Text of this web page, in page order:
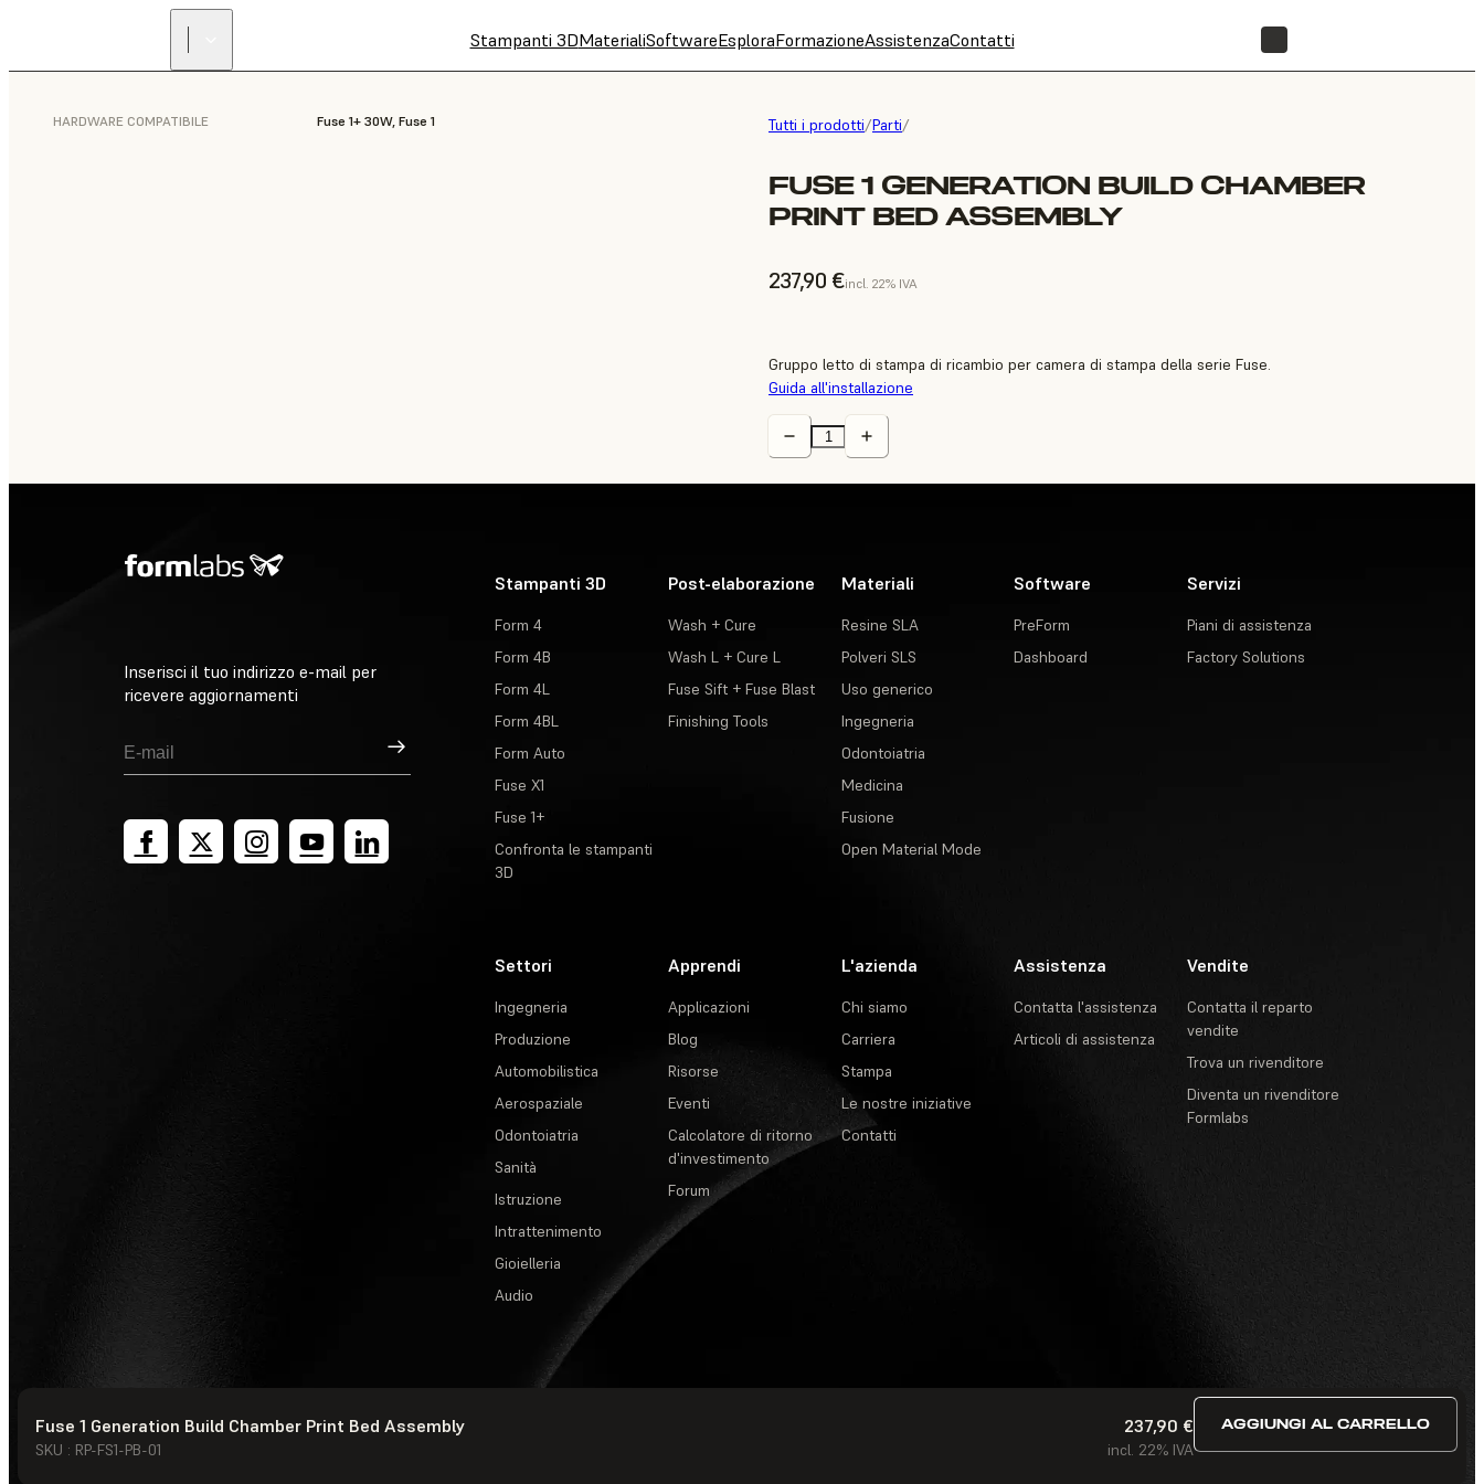
Stampanti 3DMaterialiSoftwareEsploraFormazioneAssistenzaContatti
Tutti i prodotti/Parti/
FUSE 1 GENERATION BUILD CHAMBER
PRINT BED ASSEMBLY
237,90 €incl. 22% IVA
HARDWARE COMPATIBILE Fuse 1+ 30W, Fuse 1
Gruppo letto di stampa di ricambio per camera di stampa della serie Fuse.
Guida all'installazione
Fuse 1 Generation Build Chamber Print Bed Assembly
SKU : RP-FS1-PB-01
237,90 €
incl. 22% IVA
AGGIUNGI AL CARRELLO
Inserisci il tuo indirizzo e-mail per
ricevere aggiornamenti
Registrati
Stampanti 3D
Form 4
Form 4B
Form 4L
Form 4BL
Form Auto
Fuse X1
Fuse 1+
Confronta le stampanti
3D
Post-elaborazione
Wash + Cure
Wash L + Cure L
Fuse Sift + Fuse Blast
Finishing Tools
Materiali
Resine SLA
Polveri SLS
Uso generico
Ingegneria
Odontoiatria
Medicina
Fusione
Open Material Mode
Software
PreForm
Dashboard
Servizi
Piani di assistenza
Factory Solutions
Settori
Ingegneria
Produzione
Automobilistica
Aerospaziale
Odontoiatria
Sanità
Istruzione
Intrattenimento
Gioielleria
Audio
Apprendi
Applicazioni
Blog
Risorse
Eventi
Calcolatore di ritorno
d'investimento
Forum
L'azienda
Chi siamo
Carriera
Stampa
Le nostre iniziative
Contatti
Assistenza
Contatta l'assistenza
Articoli di assistenza
Vendite
Contatta il reparto
vendite
Trova un rivenditore
Diventa un rivenditore
Formlabs
© Formlabs Termini di servizio ·